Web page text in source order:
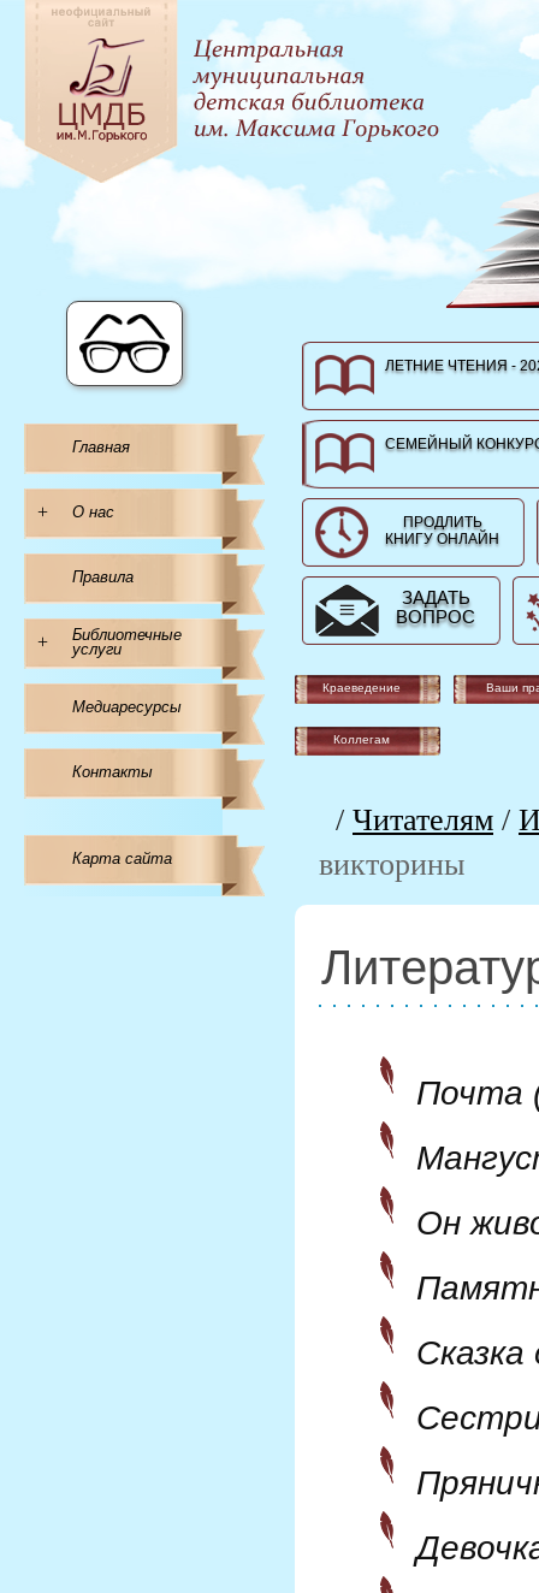
Главная
+ О нас
Правила
+
Библиотечные
услуги
Медиаресурсы
Контакты
Карта сайта
ЛЕТНИЕ ЧТЕНИЯ -
СЕМЕЙНЫЙ
ПРОДЛИТЬ
КНИГУ ОНЛАЙН
ЗАДАТЬ
ВОПРОС
Краеведение Ваши
Коллегам
/ Читателям /
викторины
Почта
Он